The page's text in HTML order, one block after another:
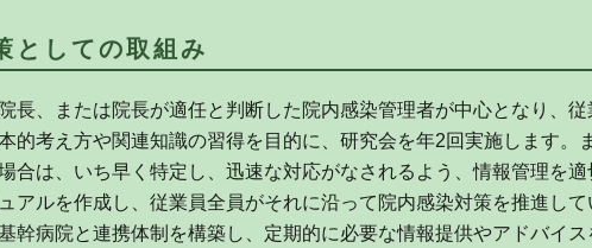
としての取組み
長、または院長が適任と判断した院内感染管理者が中心となり、従
的考え方や関連知識の習得を目的に、研究会を年2回実施します。
合は、いち早く特定し、迅速な対応がなされるよう、情報管理を適
アルを作成し、従業員全員がそれに沿って院内感染対策を推進して
幹病院と連携体制を構築し、定期的に必要な情報提供やアドバイ